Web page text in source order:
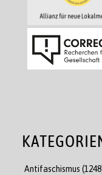
Antifaschismus